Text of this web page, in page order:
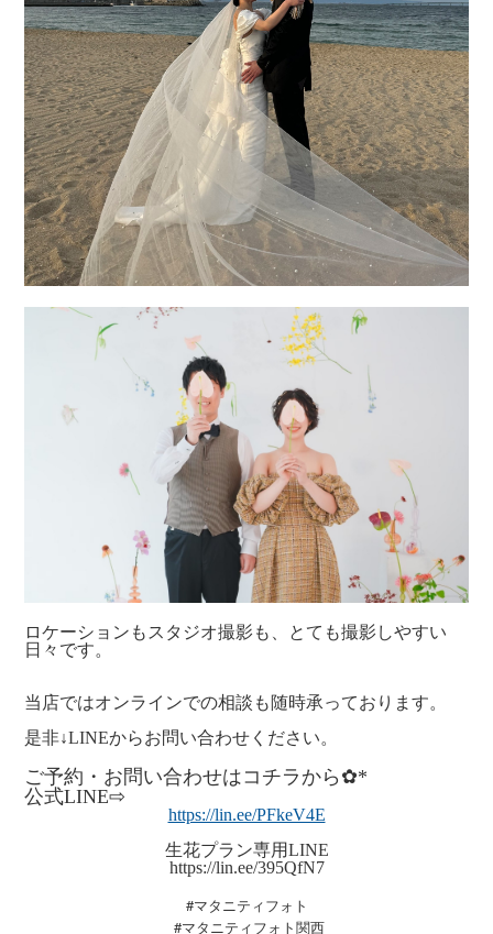
ロケーションもスタジオ撮影も、とても撮影しやすい
日々です。
当店ではオンラインでの相談も随時承っております。
是非↓LINEからお問い合わせください。
ご予約・お問い合わせはコチラから✿*
公式LINE⇨
https://lin.ee/PFkeV4E
生花プラン専用LINE
https://lin.ee/395QfN7
#マタニティフォト
#マタニティフォト関西